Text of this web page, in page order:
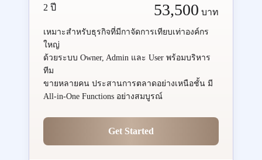
2 ปี 53,500 บาท
เหมาะสำหรับธุรกิจที่มีกาจัดการเทียบเท่าองค์กร
ใหญ่
ด้วยระบบ Owner, Admin และ User พร้อมบริหาร
ทีม
ขายหลายคน ประสานการตลาดอย่างเหนือชั้น มี
All-in-One Functions อย่างสมบูรณ์
Get Started